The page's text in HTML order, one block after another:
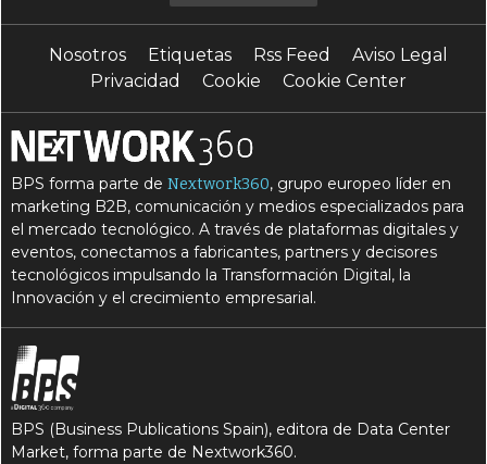
Nosotros Etiquetas Rss Feed
Aviso Legal
Privacidad
Cookie Cookie Center
BPS forma parte deNextwork360, grupo europeo líder en
marketing B2B, comunicación y medios especializados para
el mercado tecnológico. A través de plataformas digitales y
eventos, conectamos a fabricantes, partners y decisores
tecnológicos impulsando la Transformación Digital, la
Innovación y el crecimiento empresarial.
BPS (Business Publications Spain), editora de Data Center
Market, forma parte de Nextwork360.